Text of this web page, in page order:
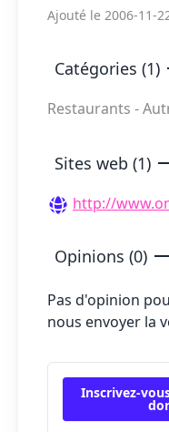
Ajouté le 2006-11-
Catégories (1)
Restaurants -
Sites web (1)
http://
Opinions (0)
Pas d'opinion
nous envoyer la
Inscrivez-